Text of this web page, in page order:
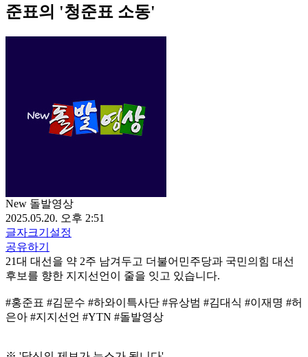
준표의 '청준표 소동'
New 돌발영상
2025.05.20. 오후 2:51
글자크기설정
공유하기
21대 대선을 약 2주 남겨두고 더불어민주당과 국민의힘 대선
후보를 향한 지지선언이 줄을 잇고 있습니다.
#홍준표 #김문수 #하와이특사단 #유상범 #김대식 #이재명 #허
은아 #지지선언 #YTN #돌발영상